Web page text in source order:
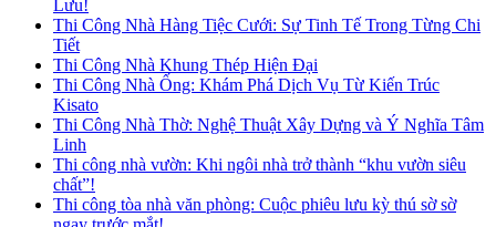
Lưu!
Thi Công Nhà Hàng Tiệc Cưới: Sự Tinh Tế Trong Từng Chi
Tiết
Thi Công Nhà Khung Thép Hiện Đại
Thi Công Nhà Ống: Khám Phá Dịch Vụ Từ Kiến Trúc
Kisato
Thi Công Nhà Thờ: Nghệ Thuật Xây Dựng và Ý Nghĩa Tâm
Linh
Thi công nhà vườn: Khi ngôi nhà trở thành “khu vườn siêu
chất”!
Thi công tòa nhà văn phòng: Cuộc phiêu lưu kỳ thú sờ sờ